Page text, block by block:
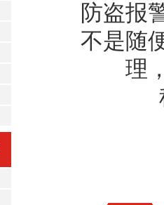
防盗报
不是随
理